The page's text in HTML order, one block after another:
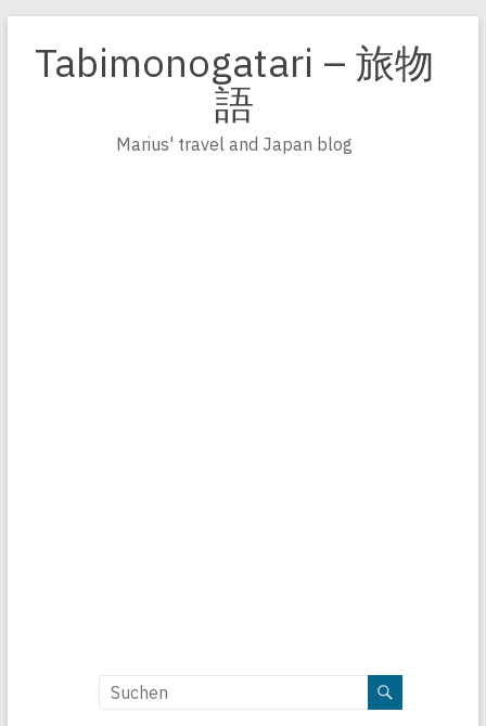
Inhalt
springen
Tabimonogatari – 旅物
語
Marius' travel and Japan blog